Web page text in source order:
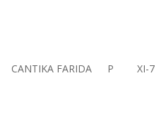
CANTIKA FARIDA P XI-7